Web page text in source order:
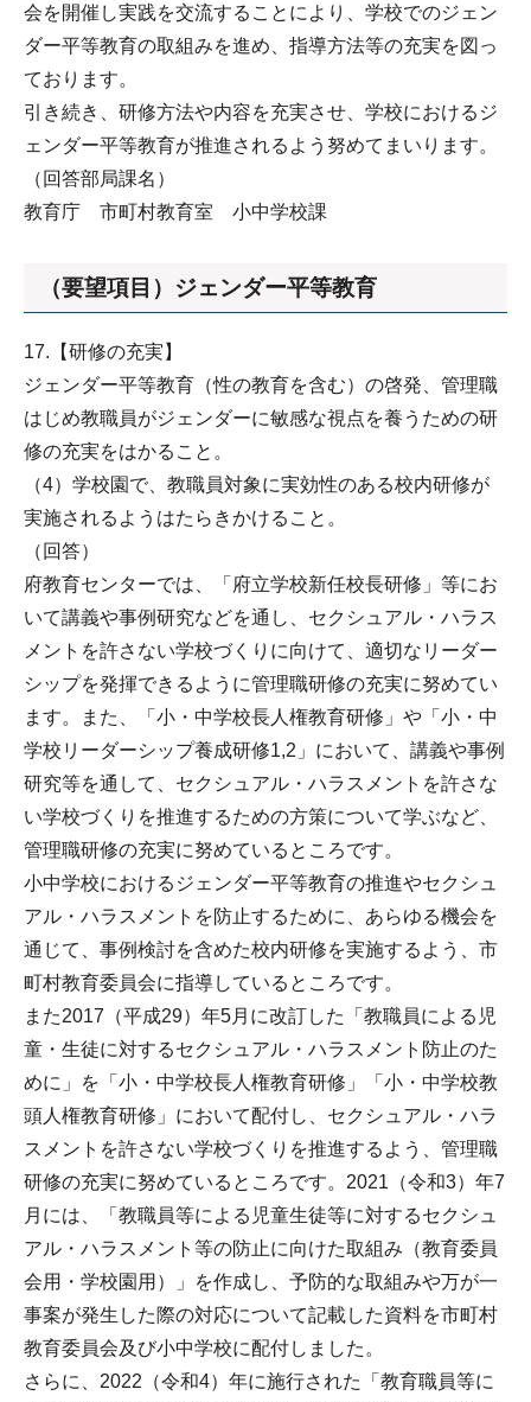
会を開催し実践を交流することにより、学校でのジェン
ダー平等教育の取組みを進め、指導方法等の充実を図っ
ております。
引き続き、研修方法や内容を充実させ、学校におけるジ
ェンダー平等教育が推進されるよう努めてまいります。
（回答部局課名）
教育庁 市町村教育室 小中学校課
（要望項目）ジェンダー平等教育
17.【研修の充実】
ジェンダー平等教育（性の教育を含む）の啓発、管理職
はじめ教職員がジェンダーに敏感な視点を養うための研
修の充実をはかること。
（4）学校園で、教職員対象に実効性のある校内研修が
実施されるようはたらきかけること。
（回答）
府教育センターでは、「府立学校新任校長研修」等にお
いて講義や事例研究などを通し、セクシュアル・ハラス
メントを許さない学校づくりに向けて、適切なリーダー
シップを発揮できるように管理職研修の充実に努めてい
ます。また、「小・中学校長人権教育研修」や「小・中
学校リーダーシップ養成研修1,2」において、講義や事例
研究等を通して、セクシュアル・ハラスメントを許さな
い学校づくりを推進するための方策について学ぶなど、
管理職研修の充実に努めているところです。
小中学校におけるジェンダー平等教育の推進やセクシュ
アル・ハラスメントを防止するために、あらゆる機会を
通じて、事例検討を含めた校内研修を実施するよう、市
町村教育委員会に指導しているところです。
また2017（平成29）年5月に改訂した「教職員による児
童・生徒に対するセクシュアル・ハラスメント防止のた
めに」を「小・中学校長人権教育研修」「小・中学校教
頭人権教育研修」において配付し、セクシュアル・ハラ
スメントを許さない学校づくりを推進するよう、管理職
研修の充実に努めているところです。2021（令和3）年7
月には、「教職員等による児童生徒等に対するセクシュ
アル・ハラスメント等の防止に向けた取組み（教育委員
会用・学校園用）」を作成し、予防的な取組みや万が一
事案が発生した際の対応について記載した資料を市町村
教育委員会及び小中学校に配付しました。
さらに、2022（令和4）年に施行された「教育職員等に